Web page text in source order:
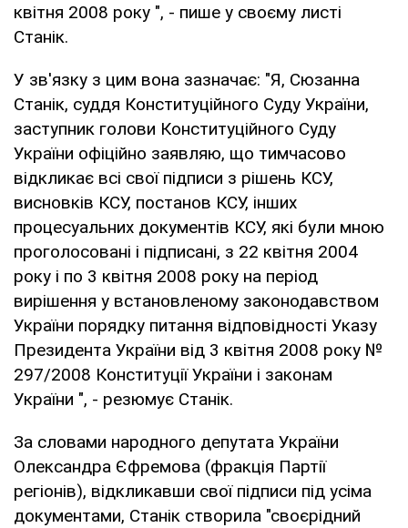
квітня 2008 року ", - пише у своєму листі
Станік.
У зв'язку з цим вона зазначає: "Я, Сюзанна
Станік, суддя Конституційного Суду України,
заступник голови Конституційного Суду
України офіційно заявляю, що тимчасово
відкликає всі свої підписи з рішень КСУ,
висновків КСУ, постанов КСУ, інших
процесуальних документів КСУ, які були мною
проголосовані і підписані, з 22 квітня 2004
року і по 3 квітня 2008 року на період
вирішення у встановленому законодавством
України порядку питання відповідності Указу
Президента України від 3 квітня 2008 року №
297/2008 Конституції України і законам
України ", - резюмує Станік.
За словами народного депутата України
Олександра Єфремова (фракція Партії
регіонів), відкликавши свої підписи під усіма
документами, Станік створила "своєрідний